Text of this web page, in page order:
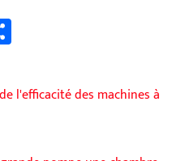
l'efficacité des machines à